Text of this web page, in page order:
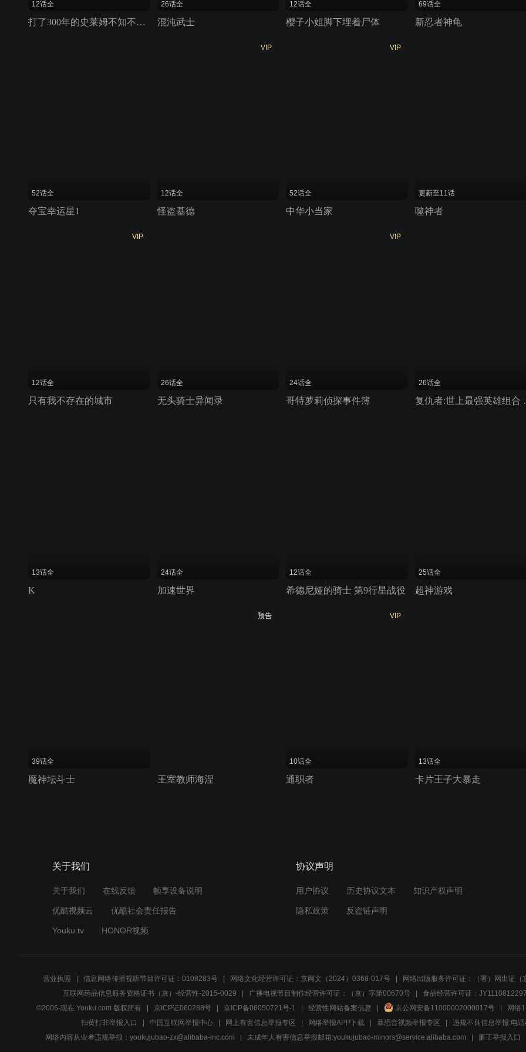
12话全
打了300年的史莱姆不知不觉就练到了满级
26话全
混沌武士
12话全
樱子小姐脚下埋着尸体
69话全
新忍者神龟
52话全
夺宝幸运星1
VIP
12话全
怪盗基德
VIP
52话全
中华小当家
更新至11话
噬神者
VIP
12话全
只有我不存在的城市
26话全
无头骑士异闻录
VIP
24话全
哥特萝莉侦探事件簿
26话全
复仇
13话全
K
24话全
加速世界
12话全
希德尼娅的骑士 第9行星战役
25话全
超神游戏
39话全
魔神坛斗士
预告
王室教师海涅
VIP
10话全
通职者
13话全
卡片王子大暴走
关于我们
关于我们 在线反馈 帧享设备说明
优酷视频云 优酷社会责任报告
Youku.tv HONOR视频
协议声明
用户协议 历史协议文本 知识产权声明
隐私政策 反盗链声明
营业执照 信息网络传播视听节目许可证：0108283号 网络文化经营许可证：京网文（2024）0368-017号 网络出版服务许可证：（署）网出证（
互联网药品信息服务资格证书（京）-经营性-2015-0029
广播电视节目制作经营许可证：（京）字第00670号 食品经营许可证：
©2006-现在 Youku.com 版权所有
京ICP证060288号 京ICP备06050721号-1 经营性网站备案信息 京公网安备11000002000017号 网络
扫黄打非举报入口
中国互联网举报中心 网上有害信息举报专区 网络举报APP下载 暴恐音视频举报专区
违规不良信息举报:电
网络内容从业者违规举报：youkujubao-zx@alibaba-inc.com
未成年人有害信息举报邮箱:youkujubao-minors@service.alibaba.com 廉正举报入口